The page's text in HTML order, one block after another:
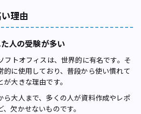
理由
人の受験が多い
フトオフィスは、世界的に有名です。そ
的に使用しており、普段から使い慣れて
大きな理由です。
大人まで、多くの人が資料作成やレポ
欠かせないものです。